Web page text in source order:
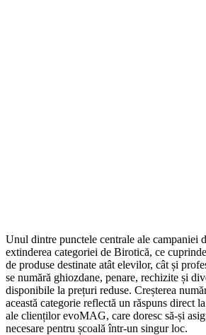
Unul dintre punctele centrale ale campaniei
extinderea categoriei de Birotică, ce
de produse destinate atât elevilor, cât și
se numără ghiozdane, penare, rechizite și
disponibile la prețuri reduse. Creșterea
această categorie reflectă un răspuns direct
ale clienților evoMAG, care doresc să-și
necesare pentru școală într-un singur loc.